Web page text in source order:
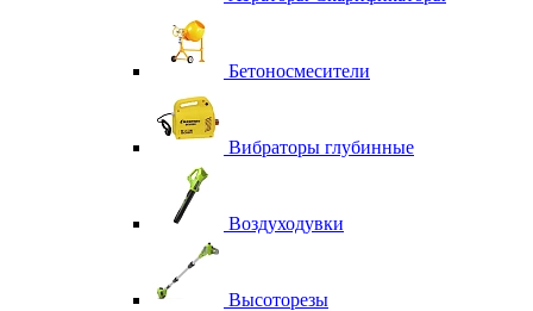
Бетоносмесители
Вибраторы глубинные
Воздуходувки
Высоторезы